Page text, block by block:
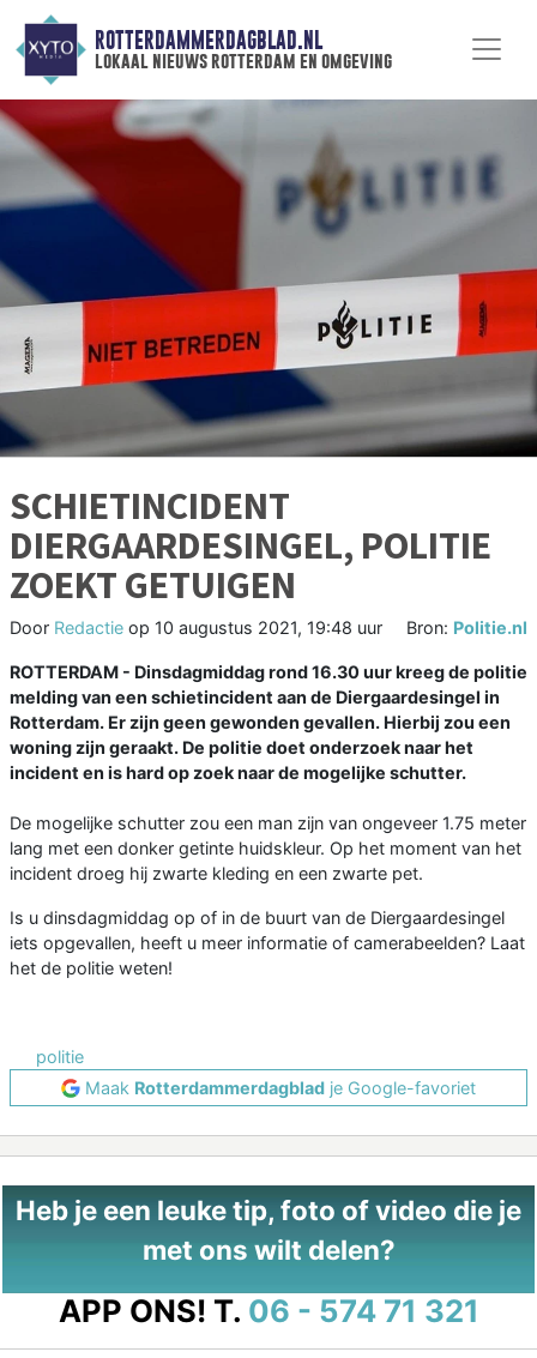
ROTTERDAMMERDAGBLAD.NL
lokaal nieuws rotterdam en omgeving
SCHIETINCIDENT
DIERGAARDESINGEL, POLITIE
ZOEKT GETUIGEN
Door Redactie op 10 augustus 2021, 19:48 uur Bron: Politie.nl
ROTTERDAM - Dinsdagmiddag rond 16.30 uur kreeg de politie
melding van een schietincident aan de Diergaardesingel in
Rotterdam. Er zijn geen gewonden gevallen. Hierbij zou een
woning zijn geraakt. De politie doet onderzoek naar het
incident en is hard op zoek naar de mogelijke schutter.
De mogelijke schutter zou een man zijn van ongeveer 1.75 meter
lang met een donker getinte huidskleur. Op het moment van het
incident droeg hij zwarte kleding en een zwarte pet.
Is u dinsdagmiddag op of in de buurt van de Diergaardesingel
iets opgevallen, heeft u meer informatie of camerabeelden? Laat
het de politie weten!
politie
Maak Rotterdammerdagblad je Google-favoriet
Heb je een leuke tip, foto of video die je
met ons wilt delen?
APP ONS! T. 06 - 574 71 321